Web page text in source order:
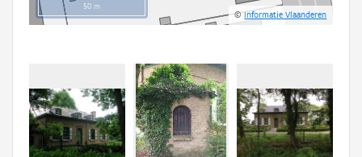
50 m
©Informatie Vlaanderen